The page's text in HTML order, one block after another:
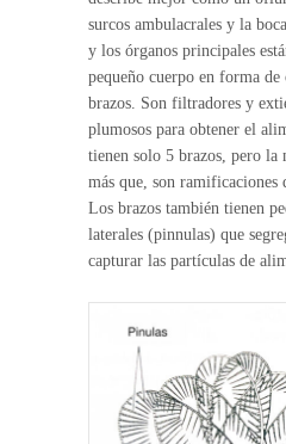
surcos ambulacrales y la
y los órganos principales
pequeño cuerpo en forma
brazos. Son filtradores y
plumosos para obtener el
tienen solo 5 brazos, pero la
más que, son ramificaciones
Los brazos también tienen
laterales (pinnulas) que
capturar las partículas de